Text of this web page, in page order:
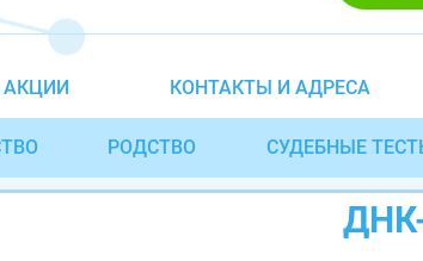
КОНТАКТЫ И АДРЕСА
РОДСТВО СУДЕБНЫЕ